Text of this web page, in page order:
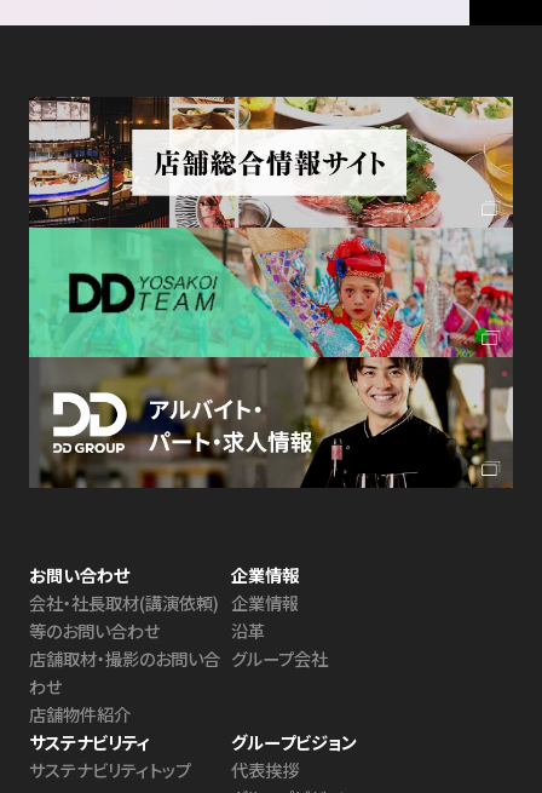
企業情報
企業情報
沿革
グループ会社
グループビジョン
代表挨拶
サステナビリティ
サステナビリティトップ
お問い合わせ
会社・社⻑取材(講演依頼)
等のお問い合わせ
店舗取材・撮影のお問い合
わせ
店舗物件紹介